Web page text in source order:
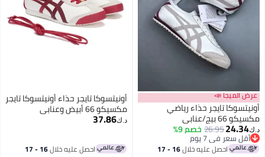
عرض الميجا 📣
أونيتسوكا تايجر حذاء رياضي
مكسيكو 66 بيج/عنابي
د.ك‏24.34
26.95خصم 9%
أقل سعر في 7 يوم
أقل سعر في 7 يوماحصل عليه خلال 16 - 17
أونيتسوكا تايجر حذاء أونيتسوكا تايجر
مكسيكو 66 أبيض وعنابي
د.ك‏37.86
احصل عليه خلال 16 - 17